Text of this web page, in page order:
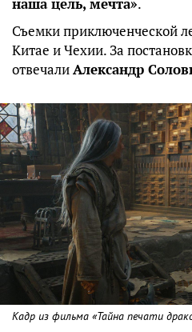
наша цель, мечта».
Съемки приключенческой
Китае и Чехии. За
отвечалиАлександр
Кадр из фильма «Тайна печати